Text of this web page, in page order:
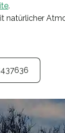
.
natürlicher